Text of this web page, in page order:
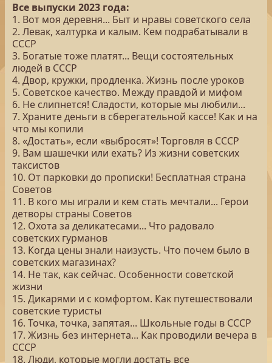
Все выпуски 2023 года:
1. Вот моя деревня... Быт и нравы советского села
2. Левак, халтурка и калым. Кем подрабатывали в
СССР
3. Богатые тоже платят... Вещи состоятельных
людей в СССР
4. Двор, кружки, продленка. Жизнь после уроков
5. Советское качество. Между правдой и мифом
6. Не слипнется! Сладости, которые мы любили...
7. Храните деньги в сберегательной кассе! Как и на
что мы копили
8. «Достать», если «выбросят»! Торговля в СССР
9. Вам шашечки или ехать? Из жизни советских
таксистов
10. От парковки до прописки! Бесплатная страна
Советов
11. В кого мы играли и кем стать мечтали... Герои
детворы страны Советов
12. Охота за деликатесами... Что радовало
советских гурманов
13. Когда цены знали наизусть. Что почем было в
советских магазинах?
14. Не так, как сейчас. Особенности советской
жизни
15. Дикарями и с комфортом. Как путешествовали
советские туристы
16. Точка, точка, запятая... Школьные годы в СССР
17. Жизнь без интернета... Как проводили вечера в
СССР
18. Люди, которые могли достать все